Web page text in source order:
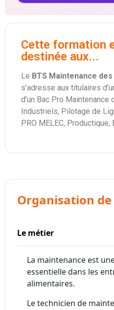
Cette formation
destinée aux...
Le BTS Maintenance
s’adresse aux titulaires
d’un Bac Pro Maintenance
Industriels, Pilotage de
PRO MELEC,
Organisation
Le métier
La maintenance est
essentielle dans les
alimentaires.
Le technicien de